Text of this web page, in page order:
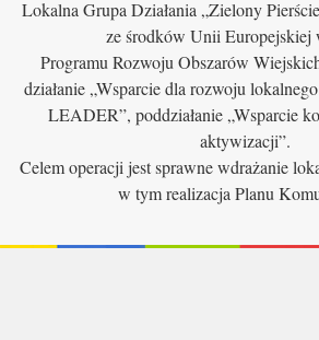
Lokalna Grupa Działania „Zielony
ze środków Unii Europejskiej
Programu Rozwoju Obszarów
działanie „Wsparcie dla rozwoju
LEADER”, poddziałanie „Wsparcie
aktywizacji”.
Celem operacji jest sprawne wdrażanie
w tym realizacja Planu